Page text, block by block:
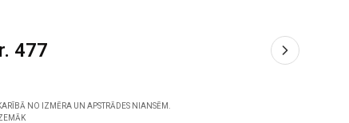
477
NO IZMĒRA UN APSTRĀDES NIANSĒM.